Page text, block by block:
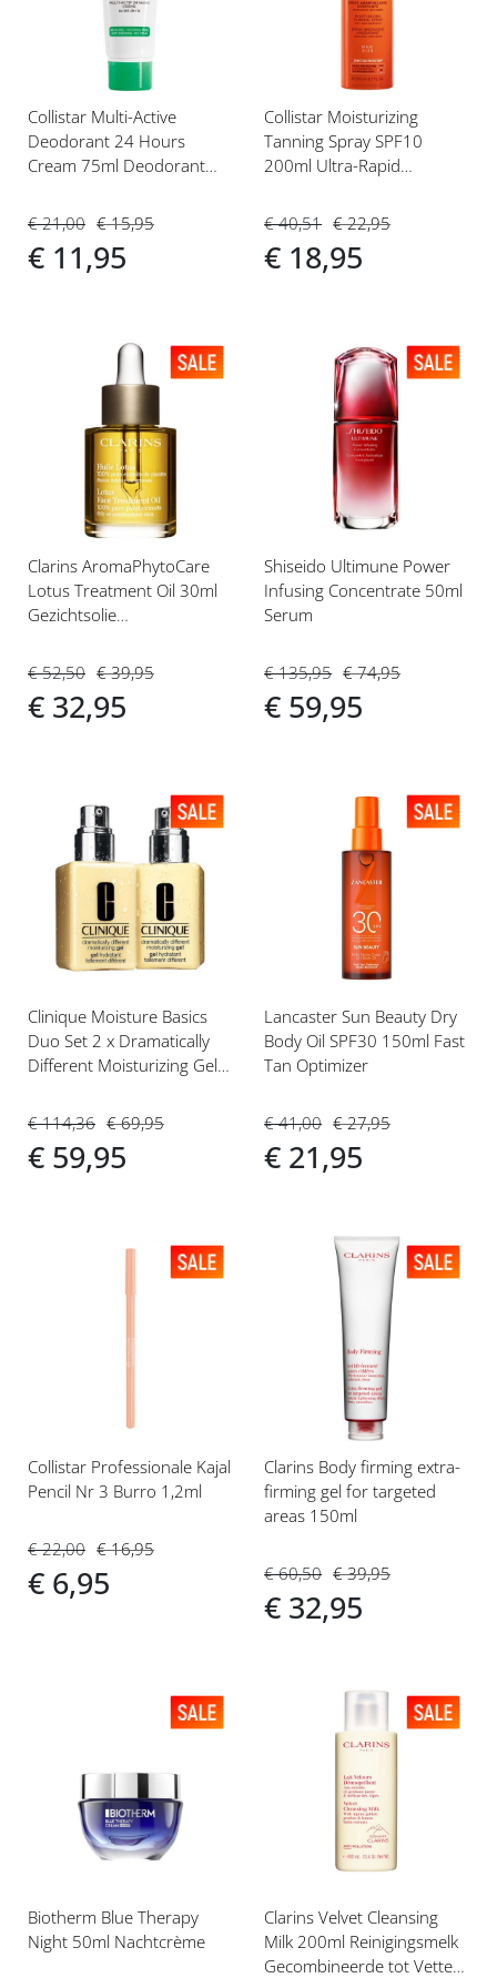
verlanglijst
Collistar Multi-Active
Deodorant 24 Hours
Cream 75ml Deodorant
€ 21,00
€ 11,95
€ 15,95
verlanglijst
Collistar Moisturizing
Tanning Spray SPF10
200ml Ultra-Rapid
€ 40,51
€ 18,95
€ 22,95
verlanglijst
Clarins AromaPhytoCare
Lotus Treatment Oil 30ml
Gezichtsolie
Huid
€ 52,50
€ 32,95
€ 39,95
Voeg
verlanglijst
Shiseido Ultimune Power
Infusing Concentrate 50ml
Serum
€ 135,95
€ 59,95
€ 74,95
Voeg
toe
aan
verlanglijst
Clinique Moisture Basics
Duo Set 2 x Dramatically
Different Moisturizing Gel
Vette Huid (3,4)
€ 114,36
€ 59,95
€ 69,95
verlanglijst
Lancaster Sun Beauty Dry
Body Oil SPF30 150ml Fast
Tan Optimizer
€ 41,00
€ 21,95
€ 27,95
verlanglijst
Collistar Professionale Kajal
Pencil Nr 3 Burro 1,2ml
€ 22,00
€ 6,95
€ 16,95
verlanglijst
Clarins Body firming extra-
firming gel for targeted
areas 150ml
€ 60,50
€ 32,95
€ 39,95
verlanglijst
Biotherm Blue Therapy
Night 50ml Nachtcrème
verlanglijst
Clarins Velvet Cleansing
Milk 200ml Reinigingsmelk
Gecombineerde tot Vette